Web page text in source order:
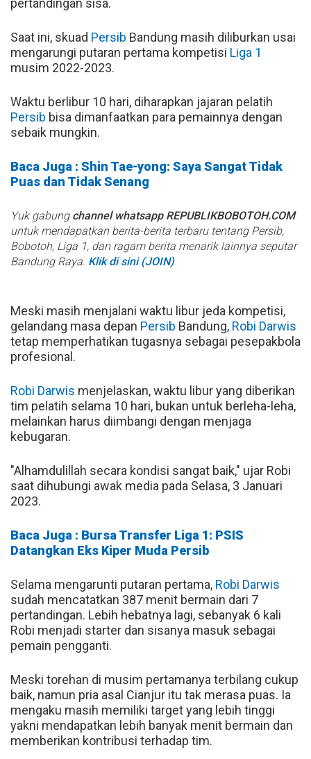
pertandingan sisa.
Saat ini, skuad Persib Bandung masih diliburkan usai
mengarungi putaran pertama kompetisi Liga 1
musim 2022-2023.
Waktu berlibur 10 hari, diharapkan jajaran pelatih
Persib bisa dimanfaatkan para pemainnya dengan
sebaik mungkin.
Baca Juga : Shin Tae-yong: Saya Sangat Tidak
Puas dan Tidak Senang
Yuk gabung channel whatsapp REPUBLIKBOBOTOH.COM
untuk mendapatkan berita-berita terbaru tentang Persib,
Bobotoh, Liga 1, dan ragam berita menarik lainnya seputar
Bandung Raya. Klik di sini (JOIN)
Meski masih menjalani waktu libur jeda kompetisi,
gelandang masa depan Persib Bandung, Robi Darwis
tetap memperhatikan tugasnya sebagai pesepakbola
profesional.
Robi Darwis menjelaskan, waktu libur yang diberikan
tim pelatih selama 10 hari, bukan untuk berleha-leha,
melainkan harus diimbangi dengan menjaga
kebugaran.
"Alhamdulillah secara kondisi sangat baik," ujar Robi
saat dihubungi awak media pada Selasa, 3 Januari
2023.
Baca Juga : Bursa Transfer Liga 1: PSIS
Datangkan Eks Kiper Muda Persib
Selama mengarunti putaran pertama, Robi Darwis
sudah mencatatkan 387 menit bermain dari 7
pertandingan. Lebih hebatnya lagi, sebanyak 6 kali
Robi menjadi starter dan sisanya masuk sebagai
pemain pengganti.
Meski torehan di musim pertamanya terbilang cukup
baik, namun pria asal Cianjur itu tak merasa puas. Ia
mengaku masih memiliki target yang lebih tinggi
yakni mendapatkan lebih banyak menit bermain dan
memberikan kontribusi terhadap tim.